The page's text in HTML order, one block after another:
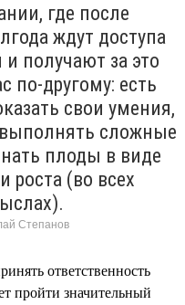
где после
ждут доступа
и получают за это
по-другому: есть
свои умения,
выполнять сложные
плоды в виде
роста (во всех
Степанов
ответственность
пройти значительный